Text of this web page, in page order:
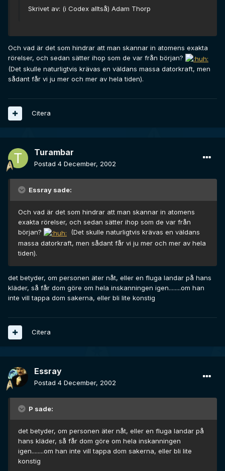
Skrivet av: (i Codex alltså) Adam Thorp
Och vad är det som hindrar att man skannar in atomens exakta
rörelser, och sedan sätter ihop som de var från början?
(Det skulle naturligtvis krävas en väldans massa datorkraft, men
sådant får vi ju mer och mer av hela tiden).
Citera
Turambar
Postad 4 December, 2002
Essray sade:
Och vad är det som hindrar att man skannar in atomens
exakta rörelser, och sedan sätter ihop som de var från
början?
(Det skulle naturligtvis krävas en väldans
massa datorkraft, men sådant får vi ju mer och mer av hela
tiden).
det betyder, om personen äter nåt, eller en fluga landar på hans
kläder, så får dom göre om hela inskanningen igen........om han
inte vill tappa dom sakerna, eller bli lite konstig
Citera
Essray
Postad 4 December, 2002
P sade:
det betyder, om personen äter nåt, eller en fluga landar på
hans kläder, så får dom göre om hela inskanningen
igen........om han inte vill tappa dom sakerna, eller bli lite
konstig